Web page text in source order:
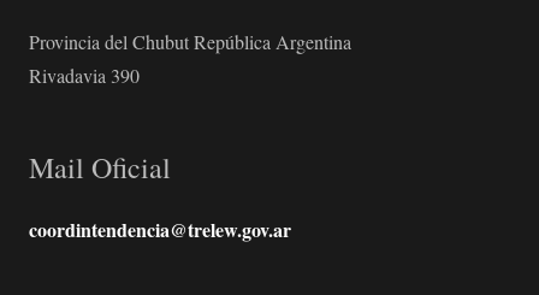
Provincia del Chubut República Argentina
Rivadavia 390
Mail Oficial
coordintendencia@trelew.gov.ar